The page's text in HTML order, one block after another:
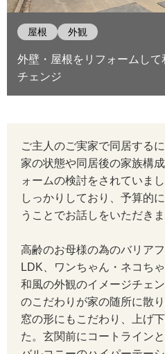
屋根 外観
外壁・屋根をリフォームし
チェンジ
ご主人のご実家で同居する
家の状態や同居後の家族構
ォームの検討をされていま
しっかりしており、予算的
うことでお話しをいただきま
高齢のお母様の為のバリア
LDK、ワンちゃん・ネコち
和風の外観のイメージチェ
のこだわりが家の随所に散
窓の形にもこだわり、上げ
た。玄関前にコートライン